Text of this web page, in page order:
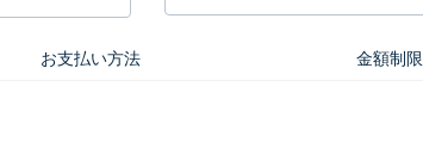
お支払い方法 金額制限